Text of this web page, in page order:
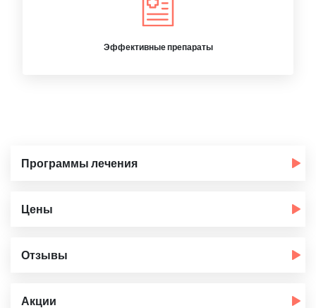
Эффективные препараты
Программы лечения
Цены
Отзывы
Акции